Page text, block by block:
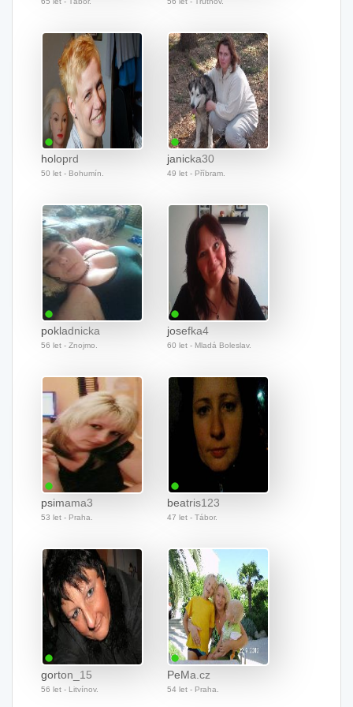
holoprd
50 let - Bohumín.
janicka30
49 let - Příbram.
pokladnicka
56 let - Znojmo.
josefka4
60 let - Mladá Boleslav.
psimama3
53 let - Praha.
beatris123
47 let - Tábor.
gorton_15
56 let - Litvínov.
PeMa.cz
54 let - Praha.